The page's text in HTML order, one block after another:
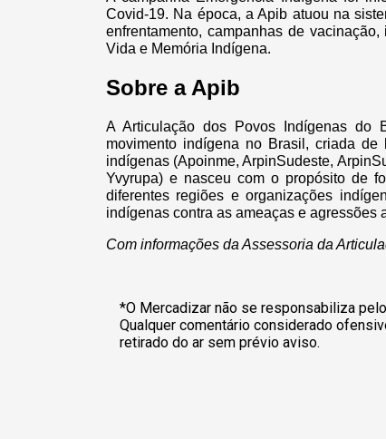
Covid-19. Na época, a Apib atuou na
enfrentamento, campanhas de
Vida e Memória Indígena.
Sobre a Apib
A Articulação dos Povos Indígenas do
movimento indígena no Brasil, criada
indígenas (Apoinme, ArpinSudeste,
Yvyrupa) e nasceu com o propósito de
diferentes regiões e organizações
indígenas contra as ameaças e agressões
Com informações da Assessoria da
*O Mercadizar não se responsabiliza
Qualquer comentário considerado
retirado do ar sem prévio aviso.